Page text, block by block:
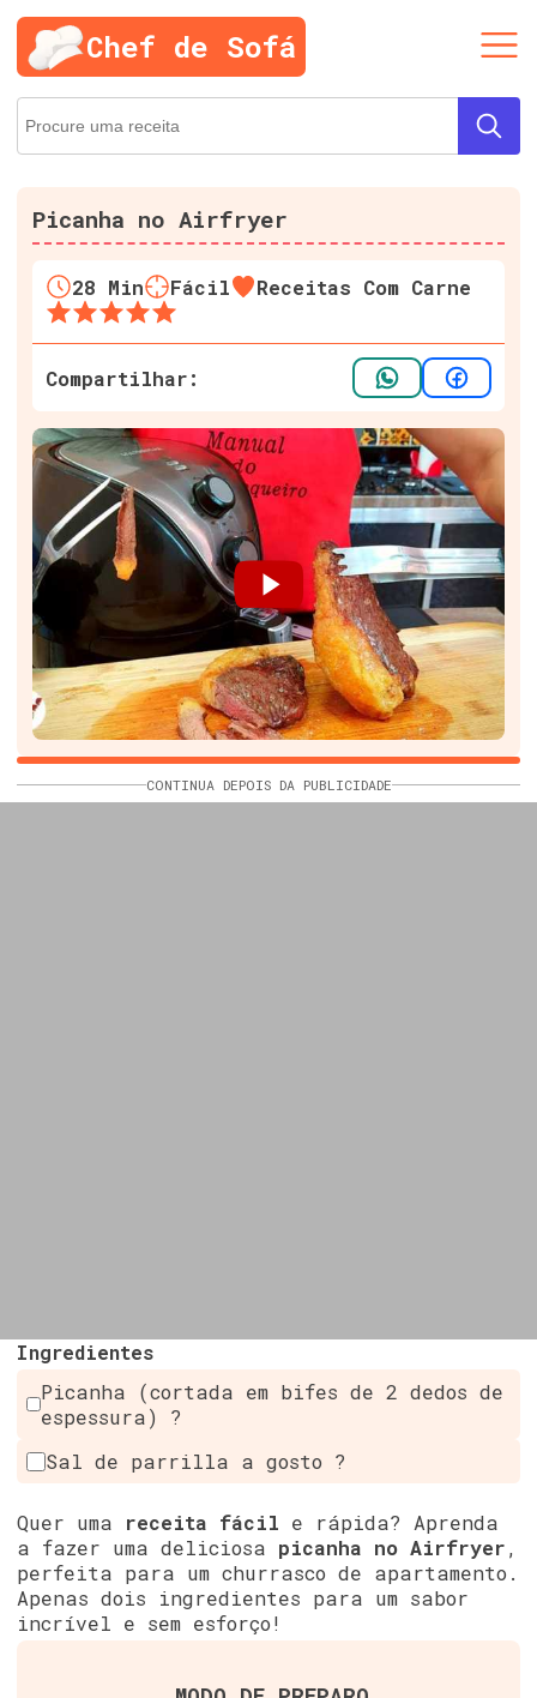
Chef de Sofá
Picanha no Airfryer
28 Min Fácil Receitas Com Carne
Compartilhar:
CONTINUA DEPOIS DA PUBLICIDADE
Ingredientes
Picanha (cortada em bifes de 2 dedos de
espessura) ?
Sal de parrilla a gosto ?
Quer uma receita fácil e rápida? Aprenda
a fazer uma deliciosa picanha no Airfryer,
perfeita para um churrasco de apartamento.
Apenas dois ingredientes para um sabor
incrível e sem esforço!